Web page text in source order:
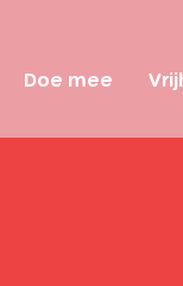
Doe mee